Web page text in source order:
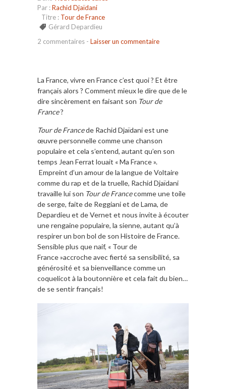
Par :Rachid Djaïdani
Titre : Tour de France
Gérard Depardieu
2 commentaires - Laisser un commentaire
La France, vivre en France c’est quoi ? Et être
français alors ? Comment mieux le dire que de le
dire sincèrement en faisant son Tour de
France?
Tour de Francede Rachid Djaïdani est une
œuvre personnelle comme une chanson
populaire et cela s’entend, autant qu’en son
temps Jean Ferrat louait « Ma France ».
Empreint d’un amour de la langue de Voltaire
comme du rap et de la truelle, Rachid Djaïdani
travaille lui son Tour de Francecomme une toile
de serge, faite de Reggiani et de Lama, de
Depardieu et de Vernet et nous invite à écouter
une rengaine populaire, la sienne, autant qu’à
respirer un bon bol de son Histoire de France.
Sensible plus que naif, « Tour de
France »accroche avec fierté sa sensibilité, sa
générosité et sa bienveillance comme un
coquelicot à la boutonnière et cela fait du bien…
de se sentir français!